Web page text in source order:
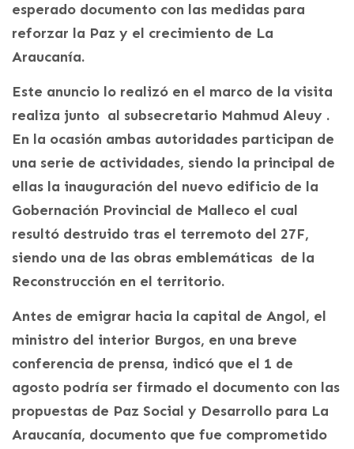
esperado documento con las medidas para
reforzar la Paz y el crecimiento de La
Araucanía.
Este anuncio lo realizó en el marco de la visita
realiza junto al subsecretario Mahmud Aleuy .
En la ocasión ambas autoridades participan de
una serie de actividades, siendo la principal de
ellas la inauguración del nuevo edificio de la
Gobernación Provincial de Malleco el cual
resultó destruido tras el terremoto del 27F,
siendo una de las obras emblemáticas de la
Reconstrucción en el territorio.
Antes de emigrar hacia la capital de Angol, el
ministro del interior Burgos, en una breve
conferencia de prensa, indicó que el 1 de
agosto podría ser firmado el documento con las
propuestas de Paz Social y Desarrollo para La
Araucanía, documento que fue comprometido